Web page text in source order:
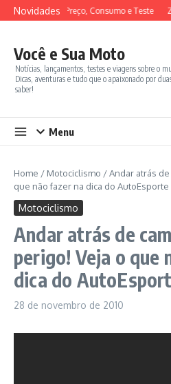
Ir para o conteúdo
Novidades
Completo, Preço, Consumo e Teste
Você e Sua Moto
Notícias, lançamentos, testes e viagens sobre o
Dicas, aventuras e tudo que o apaixonado por
saber!
Menu
Home / Motociclismo /Andar atrás
que não fazer na dica do AutoEsporte
Motociclismo
Andar atrás de
perigo! Veja o que
dica do
28 de novembro de 2010